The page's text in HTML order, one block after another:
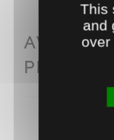
AVEC CE
PENSEZ
This
and
over